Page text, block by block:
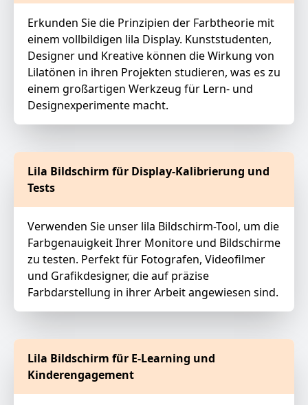
Erkunden Sie die Prinzipien der Farbtheorie mit
einem vollbildigen lila Display. Kunststudenten,
Designer und Kreative können die Wirkung von
Lilatönen in ihren Projekten studieren, was es zu
einem großartigen Werkzeug für Lern- und
Designexperimente macht.
Lila Bildschirm für Display-Kalibrierung und
Tests
Verwenden Sie unser lila Bildschirm-Tool, um die
Farbgenauigkeit Ihrer Monitore und Bildschirme
zu testen. Perfekt für Fotografen, Videofilmer
und Grafikdesigner, die auf präzise
Farbdarstellung in ihrer Arbeit angewiesen sind.
Lila Bildschirm für E-Learning und
Kinderengagement